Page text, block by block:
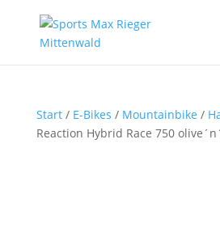
Start/ E-Bikes / Mountainbike /
Reaction Hybrid Race 750